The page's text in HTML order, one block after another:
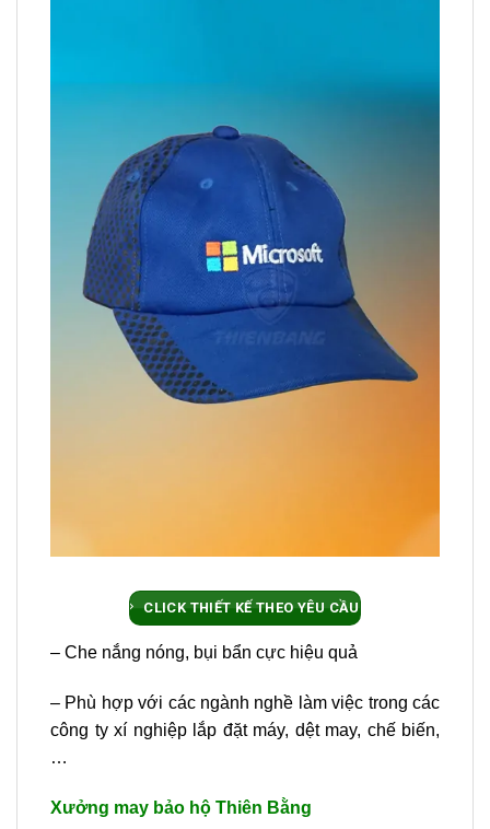
CLICK THIẾT KẾ THEO YÊU CẦU
– Che nắng nóng, bụi bẩn cực hiệu quả
– Phù hợp với các ngành nghề làm việc trong các
công ty xí nghiệp lắp đặt máy, dệt may, chế biến,
…
Xưởng may bảo hộ Thiên Bằng